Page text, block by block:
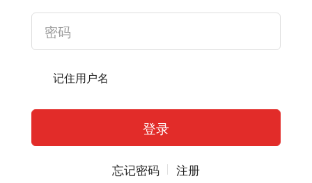
记住用户名
忘记密码 注册